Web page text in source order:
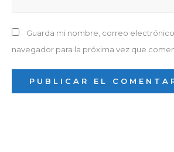
Guarda mi nombre, correo
navegador para la próxima vez que